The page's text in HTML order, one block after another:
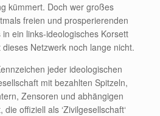
kümmert. Doch wer großes
freien und prosperierenden
ein links-ideologisches Korsett
Netzwerk noch lange nicht.
jeder ideologischen
mit bezahlten Spitzeln,
Zensoren und abhängigen
offiziell als ‘Zivilgesellschaft‘